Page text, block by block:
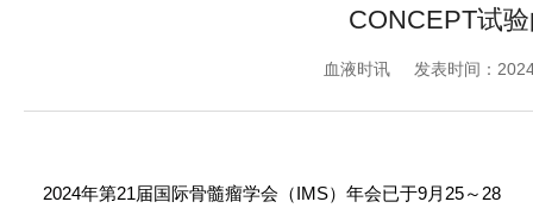
CONCEPT试
血液时讯 发表时间：
2024年第21届国际骨髓瘤学会（IMS）年会已于9月25～28